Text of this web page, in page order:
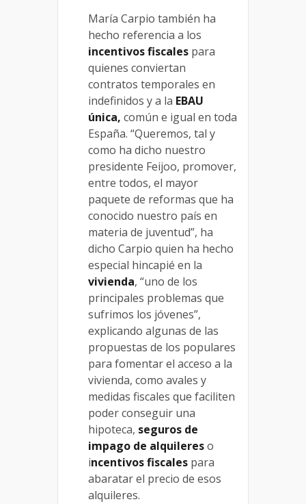
María Carpio también ha
hecho referencia a los
incentivos fiscales para
quienes conviertan
contratos temporales en
indefinidos y a la EBAU
única, común e igual en toda
España. “Queremos, tal y
como ha dicho nuestro
presidente Feijoo, promover,
entre todos, el mayor
paquete de reformas que ha
conocido nuestro país en
materia de juventud”, ha
dicho Carpio quien ha hecho
especial hincapié en la
vivienda, “uno de los
principales problemas que
sufrimos los jóvenes”,
explicando algunas de las
propuestas de los populares
para fomentar el acceso a la
vivienda, como avales y
medidas fiscales que faciliten
poder conseguir una
hipoteca, seguros de
impago de alquilereso
incentivos fiscales para
abaratar el precio de esos
alquileres.